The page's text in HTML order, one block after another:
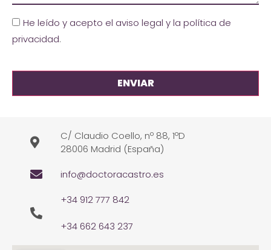
He leído y acepto el aviso legal y la política de
privacidad.
C/ Claudio Coello, nº 88, 1ºD
28006 Madrid (España)
info@doctoracastro.es
+34 912 777 842
+34 662 643 237